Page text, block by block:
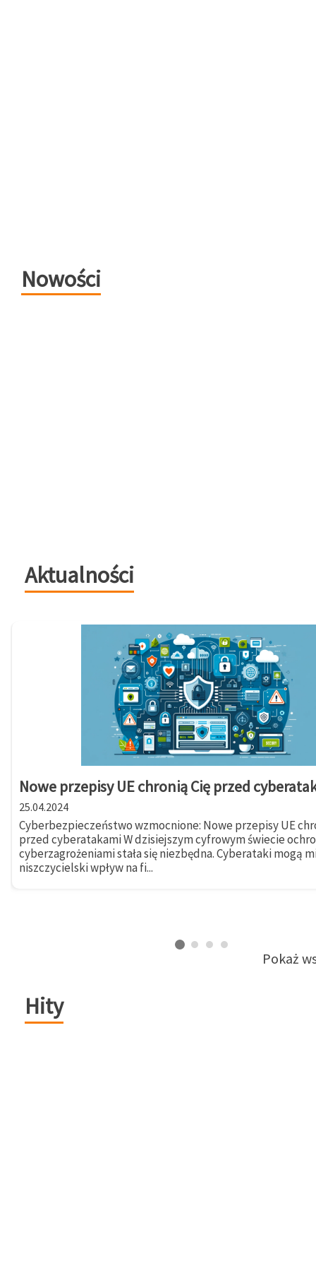
Nowości
Aktualności
Nowe przepisy UE chronią Cię przed
25.04.2024
Cyberbezpieczeństwo wzmocnione: Nowe przepisy UE
przed cyberatakami W dzisiejszym cyfrowym świecie
cyberzagrożeniami stała się niezbędna. Cyberataki mogą
niszczycielski wpływ na fi...
Pokaż
Hity